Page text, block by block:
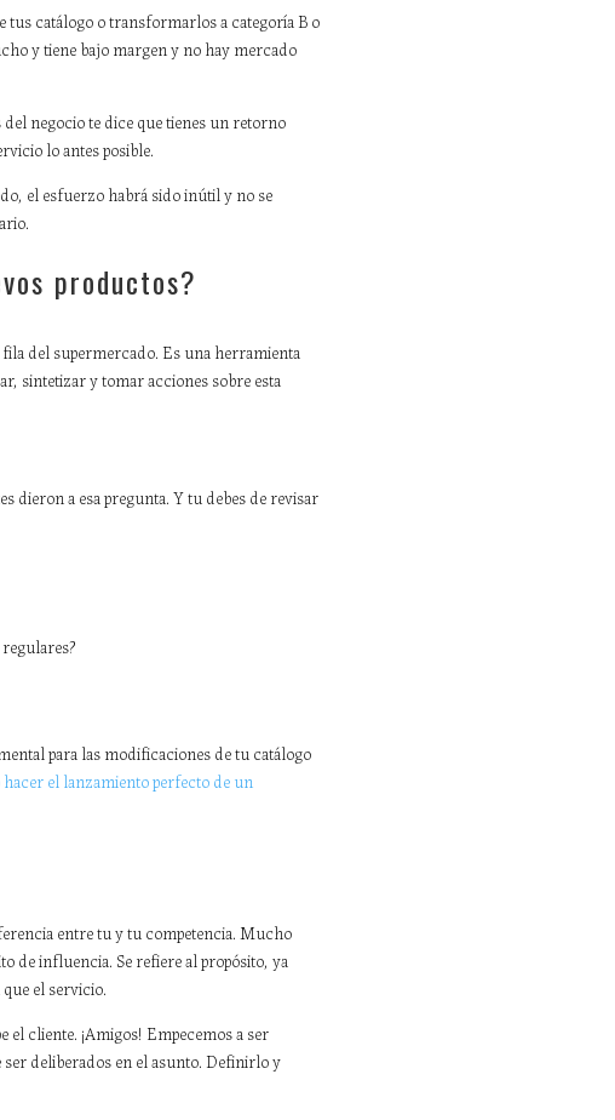
tus catálogo o transformarlos a categoría B o
y tiene bajo margen y no hay mercado
negocio te dice que tienes un retorno
lo antes posible.
el esfuerzo habrá sido inútil y no se
productos?
fila del supermercado. Es una herramienta
sintetizar y tomar acciones sobre esta
dieron a esa pregunta. Y tu debes de revisar
para las modificaciones de tu catálogo
hacer el lanzamiento perfecto de un
entre tu y tu competencia. Mucho
de influencia. Se refiere al propósito, ya
el servicio.
cliente. ¡Amigos! Empecemos a ser
deliberados en el asunto. Definirlo y